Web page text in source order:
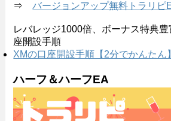
⇒バージョンアップ無料トラリピ
レバレッジ1000倍、ボーナス特典
座開設手順
XMの口座開設手順【2分でかんたん】
ハーフ＆ハーフEA